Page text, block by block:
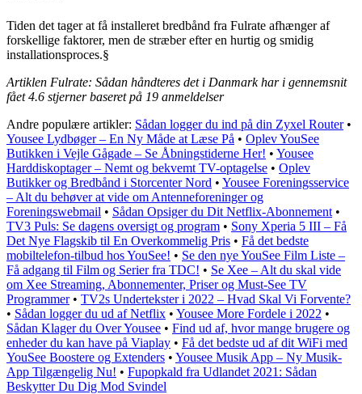
Tiden det tager at få installeret bredbånd fra Fulrate afhænger af
forskellige faktorer, men de stræber efter en hurtig og smidig
installationsproces.§
Artiklen Fulrate: Sådan håndteres det i Danmark har i gennemsnit
fået4.6 stjerner baseret på 19 anmeldelser
Andre populære artikler: Sådan logger du ind på din Zyxel Router•
Yousee Lydbøger – En Ny Måde at Læse På • Oplev YouSee
Butikken i Vejle Gågade – Se Åbningstiderne Her! • Yousee
Harddiskoptager – Nemt og bekvemt TV-optagelse • Oplev
Butikker og Bredbånd i Storcenter Nord • Yousee Foreningsservice
– Alt du behøver at vide om Antenneforeninger og
Foreningswebmail • Sådan Opsiger du Dit Netflix-Abonnement •
TV3 Puls: Se dagens oversigt og program • Sony Xperia 5 III – Få
Det Nye Flagskib til En Overkommelig Pris • Få det bedste
mobiltelefon-tilbud hos YouSee! • Se den nye YouSee Film Liste –
Få adgang til Film og Serier fra TDC! • Se Xee – Alt du skal vide
om Xee Streaming, Abonnementer, Priser og Must-See TV
Programmer• TV2s Undertekster i 2022 – Hvad Skal Vi Forvente?
• Sådan logger du ud af Netflix • Yousee More Fordele i 2022 •
Sådan Klager du Over Yousee • Find ud af, hvor mange brugere og
enheder du kan have på Viaplay • Få det bedste ud af dit WiFi med
YouSee Boostere og Extenders • Yousee Musik App – Ny Musik-
App Tilgængelig Nu! • Fupopkald fra Udlandet 2021: Sådan
Beskytter Du Dig Mod Svindel